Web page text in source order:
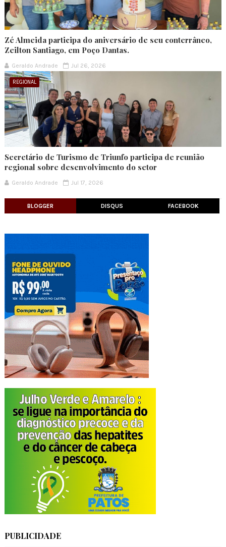
Zé Almeida participa do aniversário de seu conterrâneo,
Zeilton Santiago, em Poço Dantas.
Geraldo Andrade Jul 26, 2026
REGIONAL
Secretário de Turismo de Triunfo participa de reunião
regional sobre desenvolvimento do setor
Geraldo Andrade Jul 17, 2026
BLOGGER DISQUS FACEBOOK
PUBLICIDADE